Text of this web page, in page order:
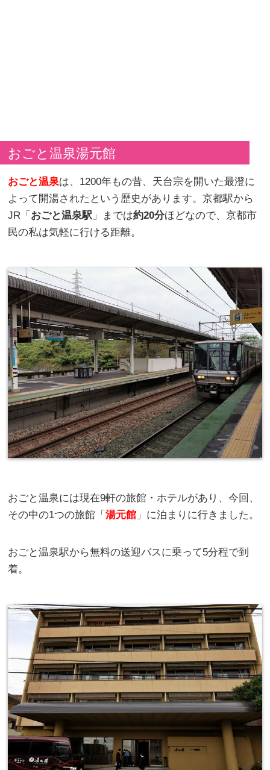
おごと温泉湯元館
おごと温泉は、1200年もの昔、天台宗を開いた最澄に
よって開湯されたという歴史があります。京都駅から
JR「 おごと温泉駅 」までは約20分ほどなので、京都市
民の私は気軽に行ける距離。
おごと温泉には現在9軒の旅館・ホテルがあり、今回、
その中の1つの旅館「湯元館 」に泊まりに行きました。
おごと温泉駅から無料の送迎バスに乗って5分程で到
着。